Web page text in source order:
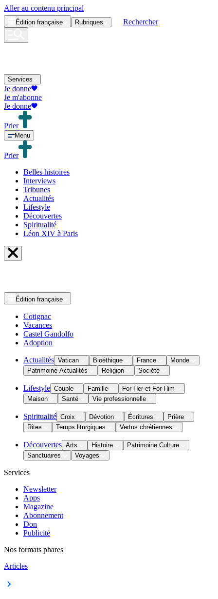
Aller au contenu principal
Édition française Rubriques Rechercher
Services
Je donne
Je m'abonne
Je donne
Prier
Menu
Prier
Belles histoires
Interviews
Tribunes
Actualités
Lifestyle
Découvertes
Spiritualité
Léon XIV à Paris
Édition française
Cotignac
Vacances
Castel Gandolfo
Adoption
Actualités Vatican Bioéthique France
Monde
Patrimoine Actualités
Religion Société
Lifestyle Couple Famille
For Her et For Him
Maison
Santé Vie professionnelle
Spiritualité Croix Dévotion Écritures
Prière
Rites
Temps liturgiques Vertus chrétiennes
Découvertes Arts Histoire
Patrimoine Culture
Sanctuaires
Voyages
Services
Newsletter
Apps
Magazine
Abonnement
Don
Publicité
Nos formats phares
Articles